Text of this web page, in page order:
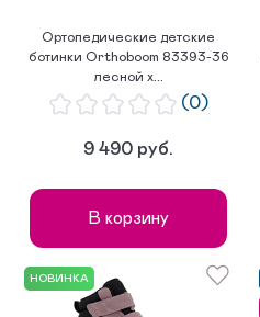
Ортопедические детские
ботинки Orthoboom 83393-36
лесной х...
(0)
9 490 руб.
В корзину
НОВИНКА